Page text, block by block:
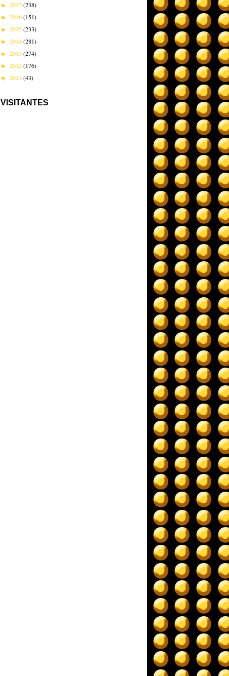
► 2017(238)
► 2016(151)
► 2015(233)
► 2014(281)
► 2013 (274)
► 2012(176)
► 2011 (43)
VISITANTES